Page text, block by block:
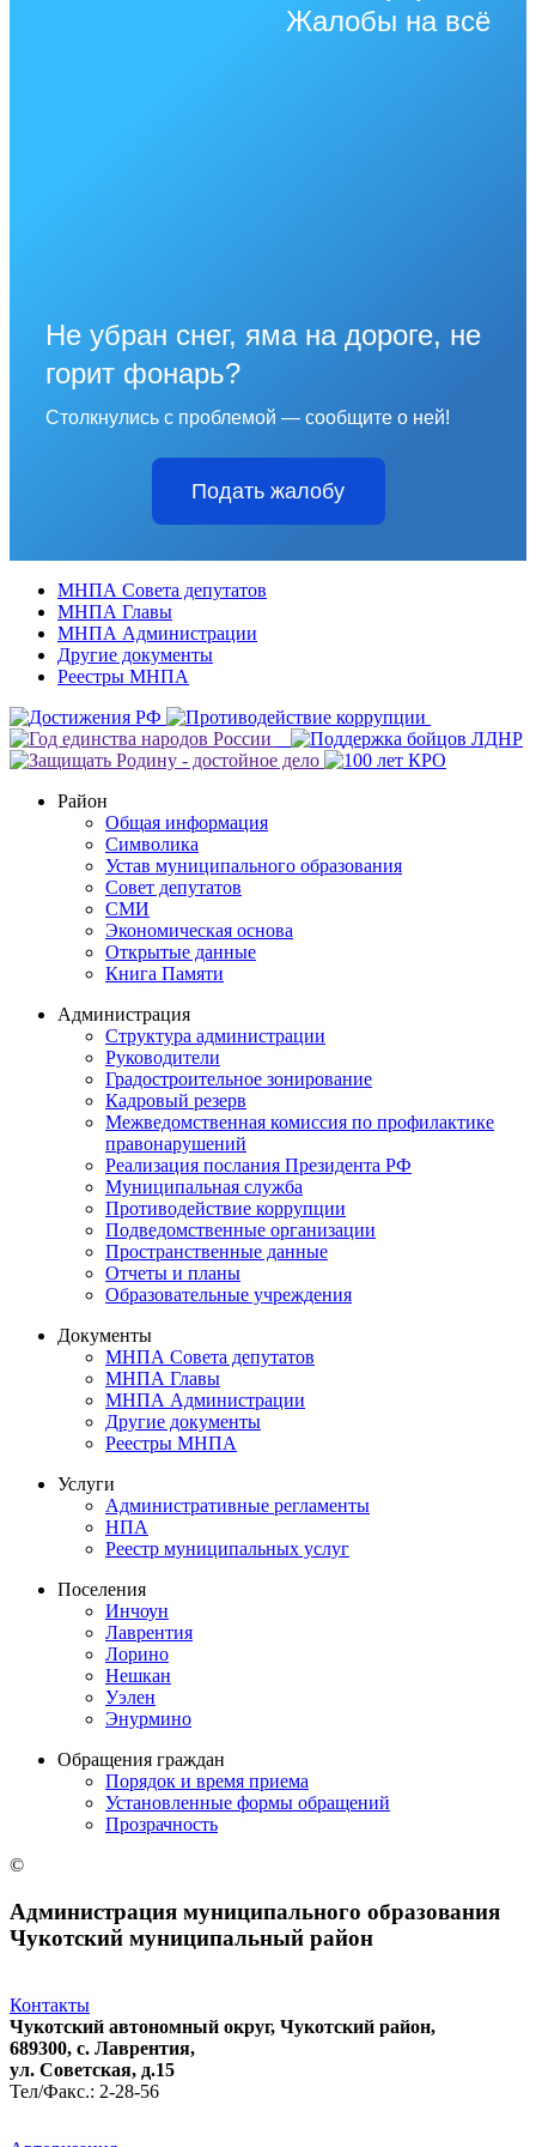
Жалобы на всё
Не убран снег, яма на дороге, не
горит фонарь?
Столкнулись с проблемой — сообщите о ней!
Подать жалобу
МНПА Совета депутатов
МНПА Главы
МНПА Администрации
Другие документы
Реестры МНПА
Район
Общая информация
Символика
Устав муниципального образования
Совет депутатов
СМИ
Экономическая основа
Открытые данные
Книга Памяти
Администрация
Структура администрации
Руководители
Градостроительное зонирование
Кадровый резерв
Межведомственная комиссия по профилактике
правонарушений
Реализация послания Президента РФ
Муниципальная служба
Противодействие коррупции
Подведомственные организации
Пространственные данные
Отчеты и планы
Образовательные учреждения
Документы
МНПА Совета депутатов
МНПА Главы
МНПА Администрации
Другие документы
Реестры МНПА
Услуги
Административные регламенты
НПА
Реестр муниципальных услуг
Поселения
Инчоун
Лаврентия
Лорино
Нешкан
Уэлен
Энурмино
Обращения граждан
Порядок и время приема
Установленные формы обращений
Прозрачность
©
Администрация муниципального образования
Чукотский муниципальный район
Контакты
Чукотский автономный округ, Чукотский район,
689300, с. Лаврентия,
ул. Советская, д.15
Тел/Факс.: 2-28-56